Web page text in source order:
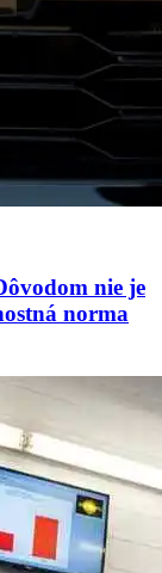
nie je
norma